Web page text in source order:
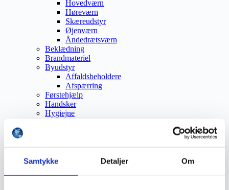
Samtykke Detaljer Om
Hovedværn
Høreværn
Skæreudstyr
Øjenværn
Åndedrætsværn
Beklædning
Brandmateriel
Byudstyr
Affaldsbeholdere
Afspærring
Førstehjælp
Handsker
Hygiejne
Såler
Støvler